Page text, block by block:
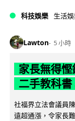
科技娛樂 生活
Lawton 5 小時
家長無得
二手教科
社福界立法會議員
遠超通漲，令家長